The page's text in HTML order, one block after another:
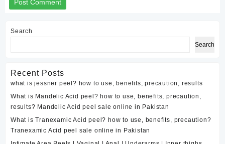
Search
Search
Recent Posts
what is jessner peel? how to use, benefits, precaution, results
What is Mandelic Acid peel? how to use, benefits, precaution,
results? Mandelic Acid peel sale online in Pakistan
What is Tranexamic Acid peel? how to use, benefits, precaution?
Tranexamic Acid peel sale online in Pakistan